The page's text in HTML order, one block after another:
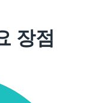
장점